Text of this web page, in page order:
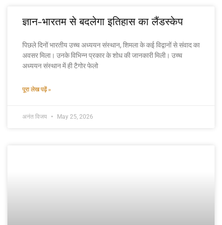
ज्ञान-भारतम से बदलेगा इतिहास का लैंडस्केप
पिछले दिनों भारतीय उच्च अध्ययन संस्थान, शिमला के कई विद्वानों से संवाद का
अवसर मिला। उनके विभिन्न प्रकार के शोध की जानकारी मिली। उच्च
अध्ययन संस्थान में ही टैगोर फेलो
पूरा लेख पढ़ें »
अनंत विजय May 25, 2026